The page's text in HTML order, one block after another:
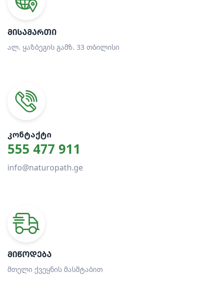
ᲛᲘᲡᲐᲛᲐᲠᲗᲘ
ალ. ყაზბეგის გამზ. 33 თბილისი
ᲙᲝᲜᲢᲐᲥᲢᲘ
555 477 911
info@naturopath.ge
ᲛᲘᲬᲝᲓᲔᲑᲐ
მთელი ქვეყნის მასშტაბით